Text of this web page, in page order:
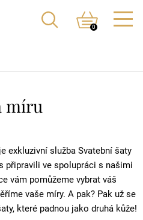
0
míru
exkluzivní služba Svatební šaty
připravili ve spolupráci s našimi
vám pomůžeme vybrat váš
vaše míry. A pak? Pak už se
které padnou jako druhá kůže!